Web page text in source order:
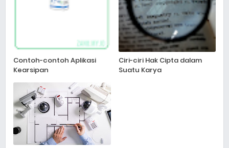
Contoh-contoh Aplikasi
Kearsipan
Ciri-ciri Hak Cipta dalam
Suatu Karya